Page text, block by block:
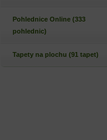
Pohlednice Online (333
pohlednic)
Tapety na plochu (91 tapet)